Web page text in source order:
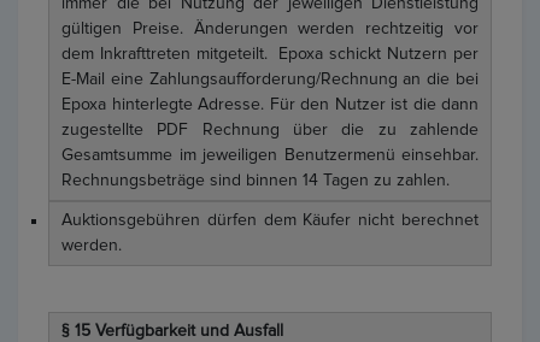
immer die bei Nutzung der jeweiligen Dienstleistung
gültigen Preise. Änderungen werden rechtzeitig vor
dem Inkrafttreten mitgeteilt. Epoxa schickt Nutzern per
E-Mail eine Zahlungsaufforderung/Rechnung an die bei
Epoxa hinterlegte Adresse. Für den Nutzer ist die dann
zugestellte PDF Rechnung über die zu zahlende
Gesamtsumme im jeweiligen Benutzermenü einsehbar.
Rechnungsbeträge sind binnen 14 Tagen zu zahlen.
Auktionsgebühren dürfen dem Käufer nicht berechnet
werden.
§ 15 Verfügbarkeit und Ausfall